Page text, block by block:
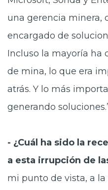
una gerencia minera,
encargado de
Incluso la mayoría ha
de mina, lo que era
atrás. Y lo más
generando
- ¿Cuál ha sido la
a esta irrupción de
mi punto de vista, a